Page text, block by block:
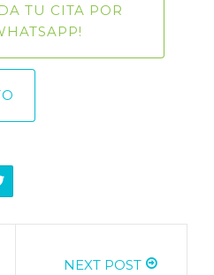
TU CITA POR
NEXT POST